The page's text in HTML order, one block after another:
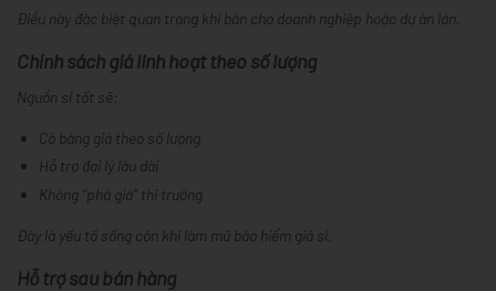
Điều này đặc biệt quan trọng khi bán cho doanh nghiệp hoặc dự án lớn.
Chính sách giá linh hoạt theo số lượng
Nguồn sỉ tốt sẽ:
Có bảng giá theo số lượng
Hỗ trợ đại lý lâu dài
Không “phá giá” thị trường
Đây là yếu tố sống còn khi làm mũ bảo hiểm giá sỉ
Hỗ trợ sau bán hàng